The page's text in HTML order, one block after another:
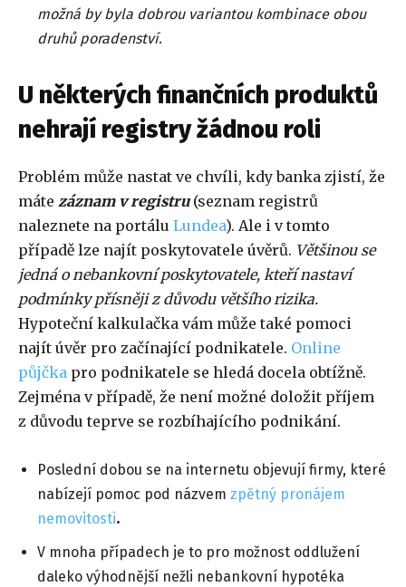
možná by byla dobrou variantou kombinace obou
druhů poradenství.
U některých finančních produktů
nehrají registry žádnou roli
Problém může nastat ve chvíli, kdy banka zjistí, že
máte záznam v registru (seznam registrů
naleznete na portálu Lundea). Ale i v tomto
případě lze najít poskytovatele úvěrů. Většinou se
jedná o nebankovní poskytovatele, kteří nastaví
podmínky přísněji z důvodu většího rizika.
Hypoteční kalkulačka vám může také pomoci
najít úvěr pro začínající podnikatele. Online
půjčka pro podnikatele se hledá docela obtížně.
Zejména v případě, že není možné doložit příjem
z důvodu teprve se rozbíhajícího podnikání.
Poslední dobou se na internetu objevují firmy, které
nabízejí pomoc pod názvem zpětný pronájem
nemovitosti.
V mnoha případech je to pro možnost oddlužení
daleko výhodnější nežli nebankovní hypotéka